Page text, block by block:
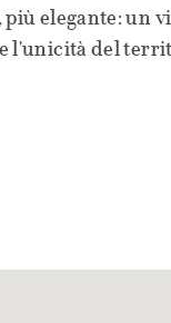
elegante: un
l'unicità del